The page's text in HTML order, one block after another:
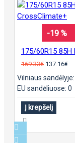
-19 %
169.33€ 137.16€
Vilniaus
EU sandėliuose: 0
Į krepšelį